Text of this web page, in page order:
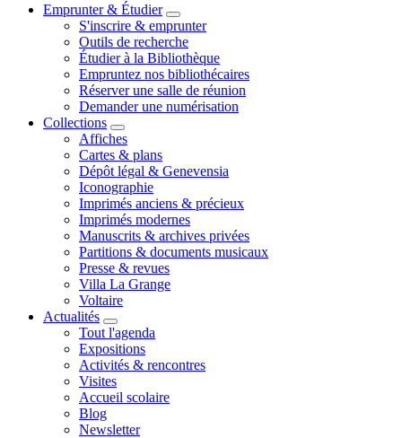
Emprunter & Étudier
S'inscrire & emprunter
Outils de recherche
Étudier à la Bibliothèque
Empruntez nos bibliothécaires
Réserver une salle de réunion
Demander une numérisation
Collections
Affiches
Cartes & plans
Dépôt légal & Genevensia
Iconographie
Imprimés anciens & précieux
Imprimés modernes
Manuscrits & archives privées
Partitions & documents musicaux
Presse & revues
Villa La Grange
Voltaire
Actualités
Tout l'agenda
Expositions
Activités & rencontres
Visites
Accueil scolaire
Blog
Newsletter